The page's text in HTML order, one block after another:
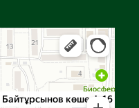
орындарды іздеу